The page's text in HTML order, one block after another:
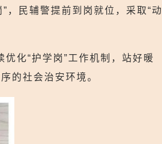
，民辅警提前到岗就位，采取“动
化“护学岗”工作机制，站好暖
的社会治安环境。